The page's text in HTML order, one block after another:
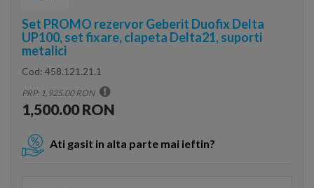
Set PROMO rezervor Geberit Duofix Delta
UP100, set fixare, clapeta Delta21, suporti
metalici
Cod: 458.121.21.1
PRP: 1,925.00 RON
1,500.00 RON
Ati gasit in alta parte mai ieftin?